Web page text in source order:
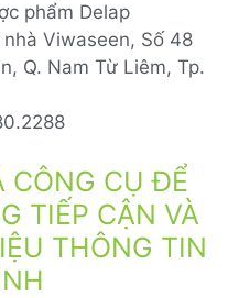
phẩm Delap
Viwaseen, Số 48
Q. Nam Từ Liêm, Tp.
CÔNG CỤ ĐỂ
TIẾP CẬN VÀ
THÔNG TIN